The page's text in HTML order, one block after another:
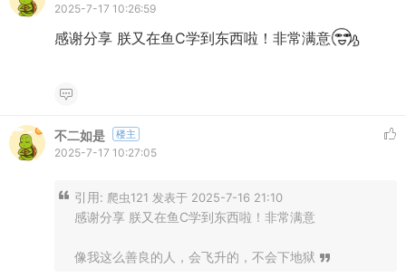
2025-7-17 10:26:59
感谢分享 朕又在鱼C学到东西啦！非常满意
不二如是 楼主
2025-7-17 10:27:05
引用: 爬虫121 发表于 2025-7-16 21:10
感谢分享 朕又在鱼C学到东西啦！非常满意
像我这么善良的人，会飞升的，不会下地狱